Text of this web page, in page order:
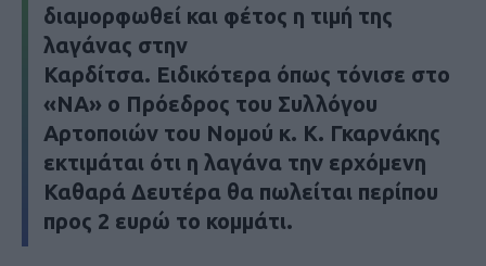
διαμορφωθεί και φέτος η τιμή της
λαγάνας στην
Καρδίτσα. Ειδικότερα όπως τόνισε στο
«ΝΑ» ο Πρόεδρος του Συλλόγου
Αρτοποιών του Νομού κ. Κ. Γκαρνάκης
εκτιμάται ότι η λαγάνα την ερχόμενη
Καθαρά Δευτέρα θα πωλείται περίπου
προς 2 ευρώ το κομμάτι.